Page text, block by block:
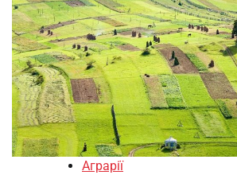
Аграрії